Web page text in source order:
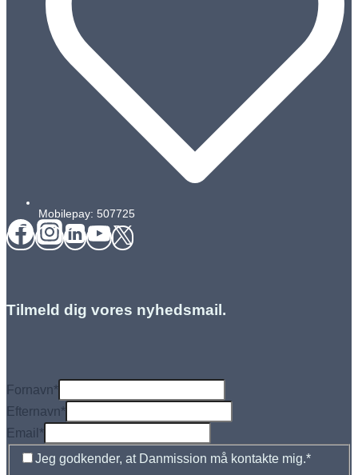
Mobilepay: 507725
Tilmeld dig vores nyhedsmail.
Fornavn*
Efternavn*
Email *
Jeg godkender, at Danmission må kontakte mig.*